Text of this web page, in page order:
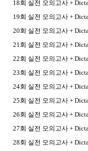
18회 실전 모의고사 +
19회 실전 모의고사 +
20회 실전 모의고사 +
21회 실전 모의고사 +
22회 실전 모의고사 +
23회 실전 모의고사 +
24회 실전 모의고사 +
25회 실전 모의고사 +
26회 실전 모의고사 +
27회 실전 모의고사 +
28회 실전 모의고사 +